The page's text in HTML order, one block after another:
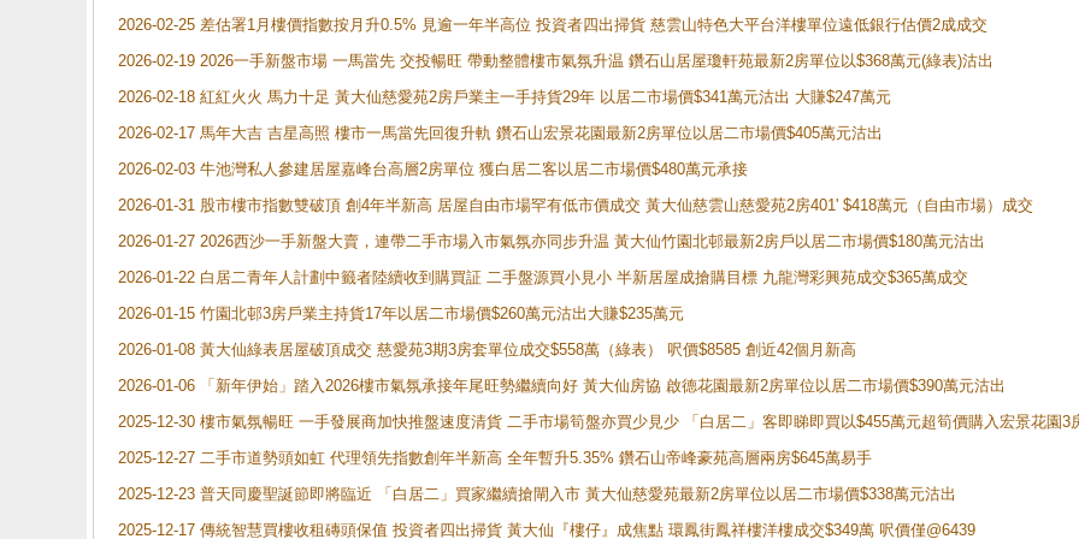
2026-02-25 差估署1月樓價指數按月升0.5% 見逾一年半高位 投資者四出掃貨 慈雲山特色大平台洋樓單位遠低銀行估價2成成交
2026-02-19 2026一手新盤市場 一馬當先 交投暢旺 帶動整體樓市氣氛升温 鑽石山居屋瓊軒苑最新2房單位以$368萬元(綠表)沽出
2026-02-18 紅紅火火 馬力十足 黃大仙慈愛苑2房戶業主一手持貨29年 以居二市場價$341萬元沽出 大賺$247萬元
2026-02-17 馬年大吉 吉星高照 樓市一馬當先回復升軌 鑽石山宏景花園最新2房單位以居二市場價$405萬元沽出
2026-02-03 牛池灣私人參建居屋嘉峰台高層2房單位 獲白居二客以居二市場價$480萬元承接
2026-01-31 股市樓市指數雙破頂 創4年半新高 居屋自由市場罕有低市價成交 黃大仙慈雲山慈愛苑2房401' $418萬元（自由市場）成交
2026-01-27 2026西沙一手新盤大賣，連帶二手市場入市氣氛亦同步升温 黃大仙竹園北邨最新2房戶以居二市場價$180萬元沽出
2026-01-22 白居二青年人計劃中籤者陸續收到購買証 二手盤源買小見小 半新居屋成搶購目標 九龍灣彩興苑成交$365萬成交
2026-01-15 竹園北邨3房戶業主持貨17年以居二市場價$260萬元沽出大賺$235萬元
2026-01-08 黃大仙綠表居屋破頂成交 慈愛苑3期3房套單位成交$558萬（綠表） 呎價$8585 創近42個月新高
2026-01-06 「新年伊始」踏入2026樓市氣氛承接年尾旺勢繼續向好 黃大仙房協 啟德花園最新2房單位以居二市場價$390萬元沽出
2025-12-30 樓市氣氛暢旺 一手發展商加快推盤速度清貨 二手市場筍盤亦買少見少 「白居二」客即睇即買以$455萬元超筍價購入宏景花園3
2025-12-27 二手市道勢頭如虹 代理領先指數創年半新高 全年暫升5.35% 鑽石山帝峰豪苑高層兩房$645萬易手
2025-12-23 普天同慶聖誕節即將臨近 「白居二」買家繼續搶閘入市 黃大仙慈愛苑最新2房單位以居二市場價$338萬元沽出
2025-12-17 傳統智慧買樓收租磚頭保值 投資者四出掃貨 黃大仙『樓仔』成焦點 環鳳街鳳祥樓洋樓成交$349萬 呎價僅@6439